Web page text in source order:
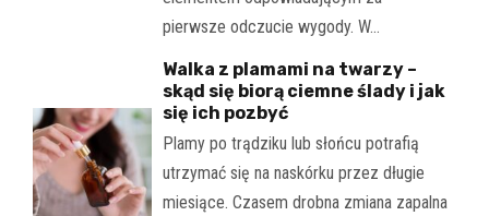
pierwsze odczucie wygody. W…
Walka z plamami na twarzy –
skąd się biorą ciemne ślady i jak
się ich pozbyć
Plamy po trądziku lub słońcu potrafią
utrzymać się na naskórku przez długie
miesiące. Czasem drobna zmiana zapalna